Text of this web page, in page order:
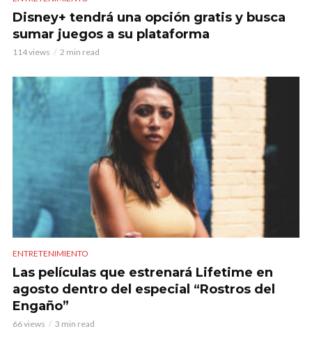
Disney+ tendrá una opción gratis y busca
sumar juegos a su plataforma
114 views 2 min read
ENTRETENIMIENTO
Las películas que estrenará Lifetime en
agosto dentro del especial “Rostros del
Engaño”
66 views 3 min read